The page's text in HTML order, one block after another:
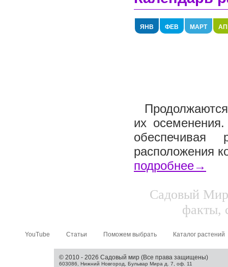
ЯНВ ФЕВ МАРТ
их
обеспечивая
расположения
подробнее→
Садовый
факты,
YouTube Статьи Поможем выбрать Каталог растений
© 2010 - 2026 Садовый мир (Все права защищены)
603086, Нижний Новгород, Бульвар Мира д. 7, оф. 11